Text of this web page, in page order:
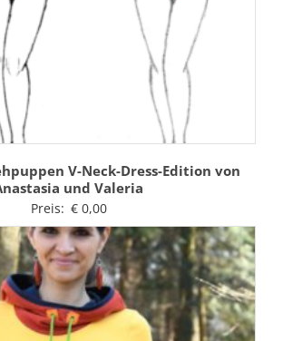
V-Neck-Dress-Edition von
und Valeria
Preis: €0,00